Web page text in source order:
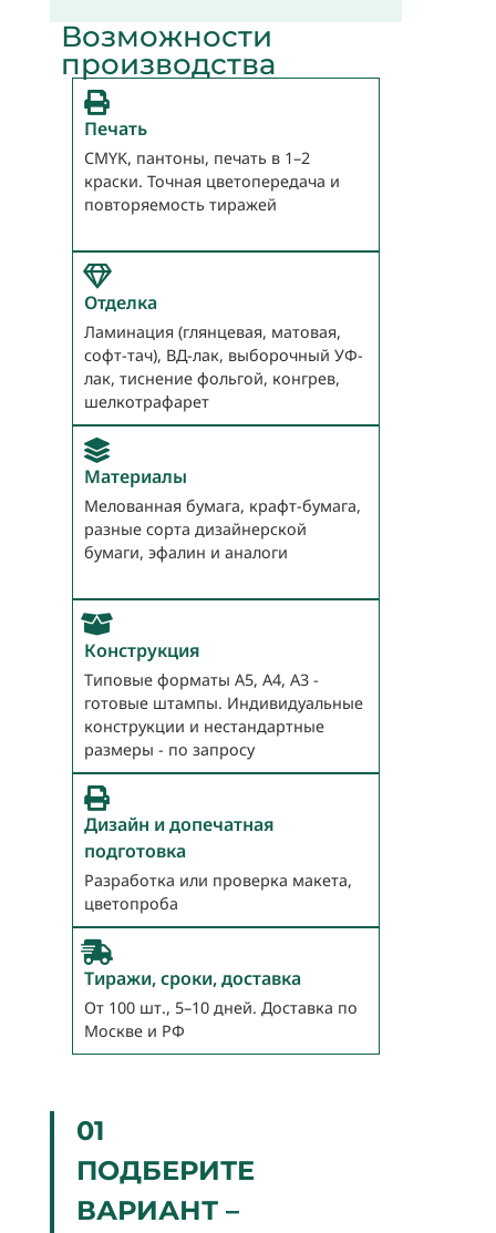
Возможности
производства
Печать
CMYK, пантоны, печать в 1–2
краски. Точная цветопередача и
повторяемость тиражей
Отделка
Ламинация (глянцевая, матовая,
софт-тач), ВД-лак, выборочный УФ-
лак, тиснение фольгой, конгрев,
шелкотрафарет
Материалы
Мелованная бумага, крафт-бумага,
разные сорта дизайнерской
бумаги, эфалин и аналоги
Конструкция
Типовые форматы А5, А4, А3 -
готовые штампы. Индивидуальные
конструкции и нестандартные
размеры - по запросу
Дизайн и допечатная
подготовка
Разработка или проверка макета,
цветопроба
Тиражи, сроки, доставка
От 100 шт., 5–10 дней. Доставка по
Москве и РФ
01
ПОДБЕРИТЕ
ВАРИАНТ –